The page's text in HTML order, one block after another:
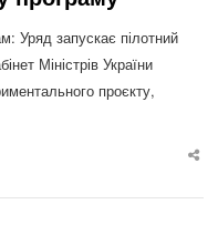
Уряд запускає пілотний
Міністрів України
проєкту,